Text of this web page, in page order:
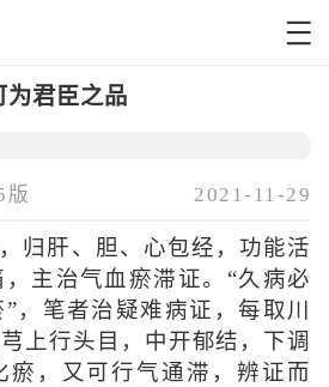
为君臣之品
版 2021-11-29
归肝、胆、心包经，功能活
主治气血瘀滞证。“久病必
，笔者治疑难病证，每取川
上行头目，中开郁结，下调
瘀，又可行气通滞，辨证而